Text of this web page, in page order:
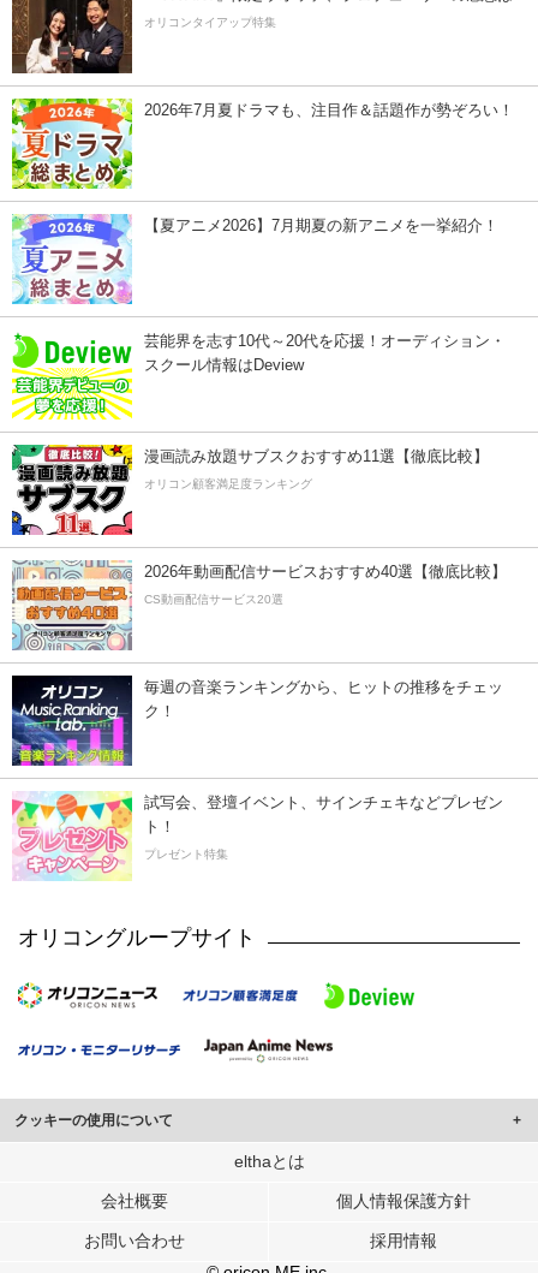
オリコンタイアップ特集
2026年7月夏ドラマも、注目作＆話題作が勢ぞろい！
【夏アニメ2026】7月期夏の新アニメを一挙紹介！
芸能界を志す10代～20代を応援！オーディション・
スクール情報はDeview
漫画読み放題サブスクおすすめ11選【徹底比較】
オリコン顧客満足度ランキング
2026年動画配信サービスおすすめ40選【徹底比較】
CS動画配信サービス20選
毎週の音楽ランキングから、ヒットの推移をチェッ
ク！
試写会、登壇イベント、サインチェキなどプレゼン
ト！
プレゼント特集
オリコングループサイト
クッキーの使用について
このサイトでは Cookie を使用して、ユーザーに合わせたコンテンツや広告の
行っています。
メディアや広告配信、データ解析の各パートナーに提供しています。
各パートナーは、この情報とユーザーが各パートナーに提供した他の情報や、
elthaとは
会社概要 個人情報保護方針
お問い合わせ
採用情報